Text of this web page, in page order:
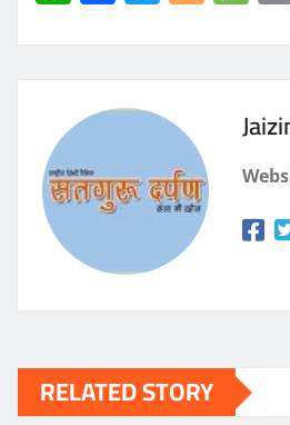
A
p
p
b
o
o
r g
e
RELATED STORY